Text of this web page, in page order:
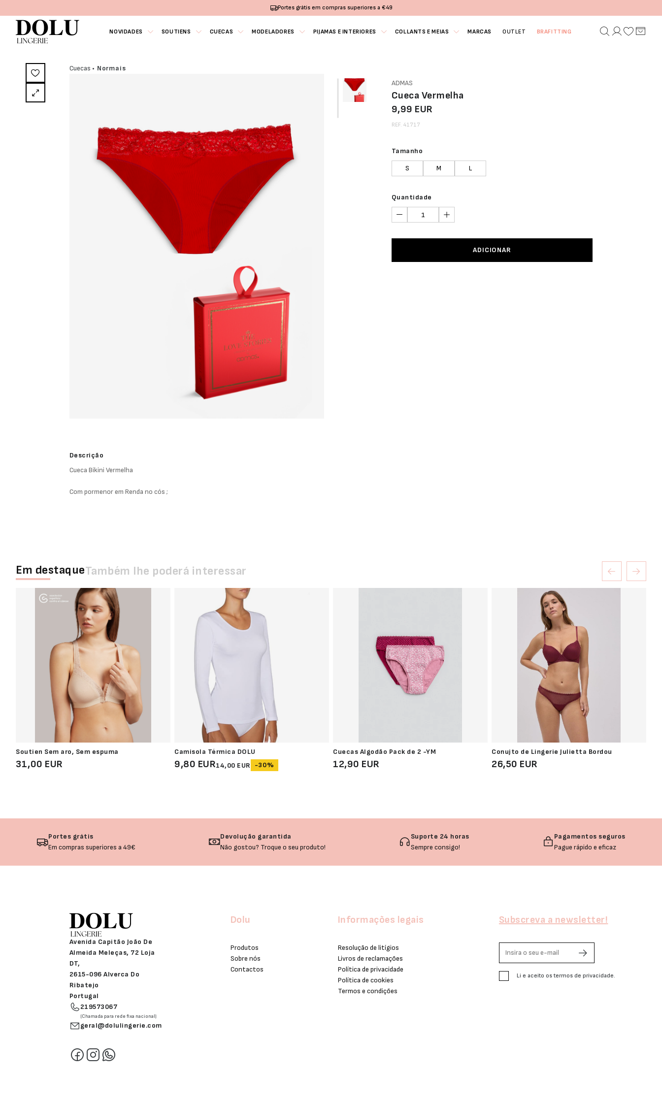
Portes grátis em compras superiores a €49
NOVIDADES SOUTIENS CUECAS MODELADORES PIJAMAS E INTERIORES COLLANTS E MEIAS MARCAS OUTLET BRAFITTING
Cuecas • Normais
Descrição
Cueca Bikini Vermelha
Com pormenor em Renda no cós ;
ADMAS
Cueca Vermelha
9,99 EUR
REF. 41717
Tamanho
S M L
Quantidade
ADICIONAR
Em destaqueTambém lhe poderá interessar
Soutien Sem aro, Sem espuma
31,00 EUR
Camisola Térmica DOLU
9,80 EUR14,00 EUR -30%
Cuecas Algodão Pack de 2 -YM
12,90 EUR
Conujto de Lingerie Julietta Bordou
26,50 EUR
Portes grátis
Em compras superiores a 49€
Devolução garantida
Não gostou? Troque o seu produto!
Suporte 24 horas
Sempre consigo!
Pagamentos seguros
Pague rápido e eficaz
Avenida Capitão João De
Almeida Meleças, 72 Loja
DT,
2615-096 Alverca Do
Ribatejo
Portugal
219573067
(Chamada para rede fixa nacional)
geral@dolulingerie.com
Dolu
Produtos
Sobre nós
Contactos
Informações legais
Resolução de litígios
Livros de reclamações
Política de privacidade
Política de cookies
Termos e condições
Subscreva a newsletter!
Li e aceito os termos de privacidade.